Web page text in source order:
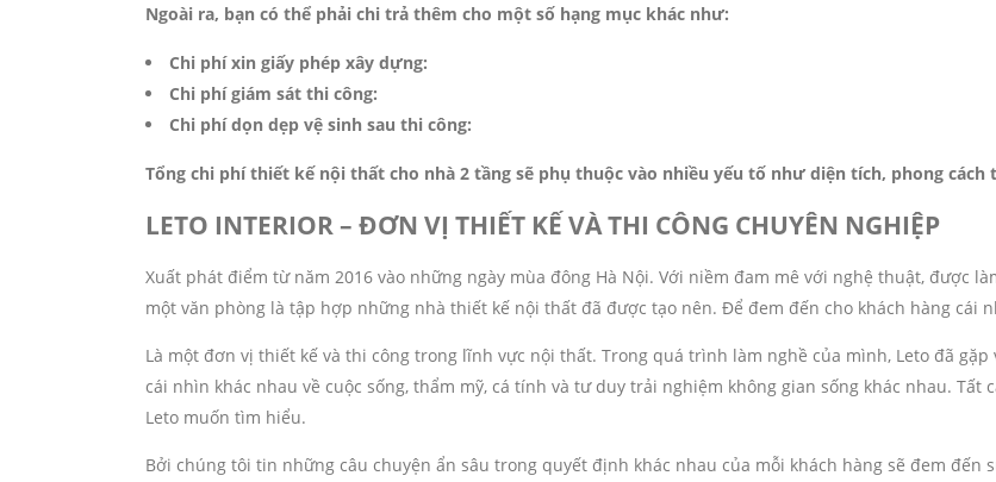
Ngoài ra, bạn có thể phải chi trả thêm cho một số hạng mục khác như:
Chi phí xin giấy phép xây dựng:
Chi phí giám sát thi công:
Chi phí dọn dẹp vệ sinh sau thi công:
Tổng chi phí thiết kế nội thất cho nhà 2 tầng sẽ phụ thuộc vào nhiều yếu tố như diện tích, phong
LETO INTERIOR – ĐƠN VỊ THIẾT KẾ VÀ THI CÔNG CHUYÊN NGHIỆP
Xuất phát điểm từ năm 2016 vào những ngày mùa đông Hà Nội. Với niềm đam mê với nghệ thuật, được
một văn phòng là tập hợp những nhà thiết kế nội thất đã được tạo nên. Để đem đến cho khách hàng cái
Là một đơn vị thiết kế và thi công trong lĩnh vực nội thất. Trong quá trình làm nghề của mình, Leto đã
cái nhìn khác nhau về cuộc sống, thẩm mỹ, cá tính và tư duy trải nghiệm không gian sống khác nhau.
Leto muốn tìm hiểu.
Bởi chúng tôi tin những câu chuyện ẩn sâu trong quyết định khác nhau của mỗi khách hàng sẽ đem đến